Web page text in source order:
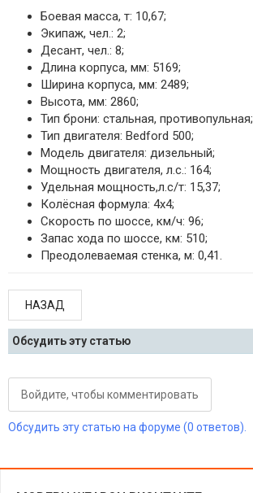
Боевая масса, т: 10,67;
Экипаж, чел.: 2;
Десант, чел.: 8;
Длина корпуса, мм: 5169;
Ширина корпуса, мм: 2489;
Высота, мм: 2860;
Тип брони: стальная, противопульная;
Тип двигателя: Bedford 500;
Модель двигателя: дизельный;
Мощность двигателя, л.с.: 164;
Удельная мощность,л.с/т: 15,37;
Колёсная формула: 4х4;
Скорость по шоссе, км/ч: 96;
Запас хода по шоссе, км: 510;
Преодолеваемая стенка, м: 0,41.
НАЗАД
Обсудить эту статью
Войдите, чтобы комментировать
Обсудить эту статью на форуме (0 ответов).